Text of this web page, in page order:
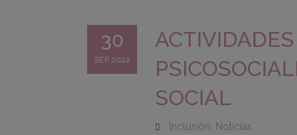
30
SEP 2022
SOCIAL
Inclusión Noticias